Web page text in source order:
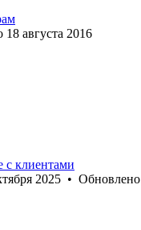
18 августа 2016
с клиентами
2025 • Обновлено